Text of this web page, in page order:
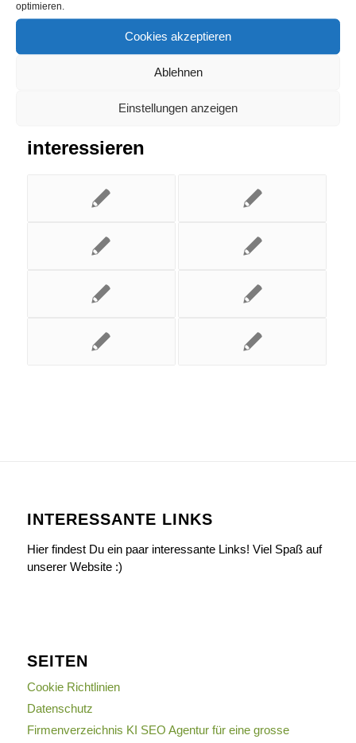
optimieren.
Cookies akzeptieren
Ablehnen
Einstellungen anzeigen
interessieren
INTERESSANTE LINKS
Hier findest Du ein paar interessante Links! Viel Spaß auf
unserer Website :)
SEITEN
Cookie Richtlinien
Datenschutz
Firmenverzeichnis KI SEO Agentur für eine grosse